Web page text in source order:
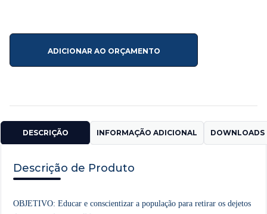
ADICIONAR AO ORÇAMENTO
DESCRIÇÃO INFORMAÇÃO ADICIONAL DOWNLOADS
Descrição de Produto
OBJETIVO: Educar e conscientizar a população para retirar os dejetos